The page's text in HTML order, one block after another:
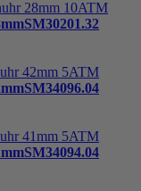
SM30201.32
SM34096.04
SM34094.04